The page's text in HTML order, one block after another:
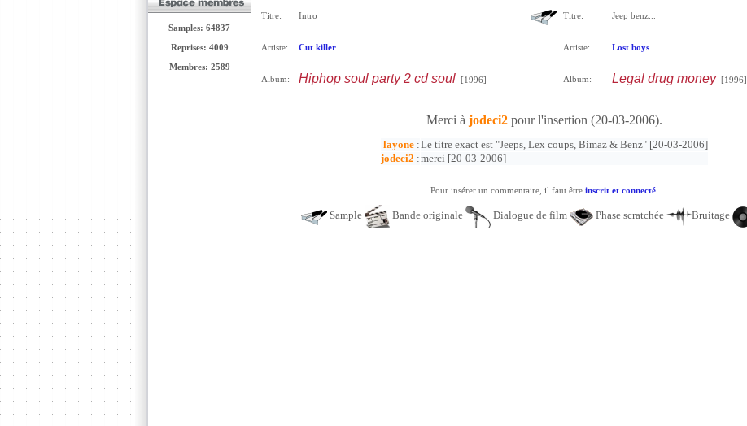
Samples: 64837
Reprises: 4009
Membres: 2589
Titre: Intro
Artiste: Cut killer
Album: Hiphop soul party 2 cd soul[1996]
Titre: Jeep benz...
Artiste: Lost boys
Album: Legal drug money[1996]
Merci à jodeci2pour l'insertion (20-03-2006).
layone:Le titre exact est "Jeeps, Lex coups, Bimaz & Benz" [20-03-2006]
jodeci2 :merci [20-03-2006]
Pour insérer un commentaire, il faut être inscrit et connecté.
Sample Bande originale Dialogue de film Phase scratchée Bruitage